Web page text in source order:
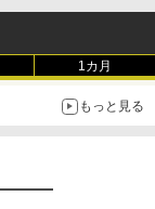
1カ月
もっと見る